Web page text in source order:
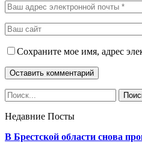
Сохраните мое имя, адрес
Недавние Посты
В Брестской области снова